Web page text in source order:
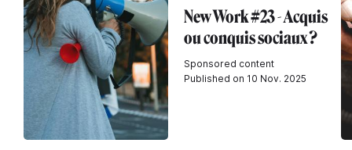
New Work #23 - Acquis
ou conquis sociaux ?
Sponsored content
Published on 10 Nov. 2025